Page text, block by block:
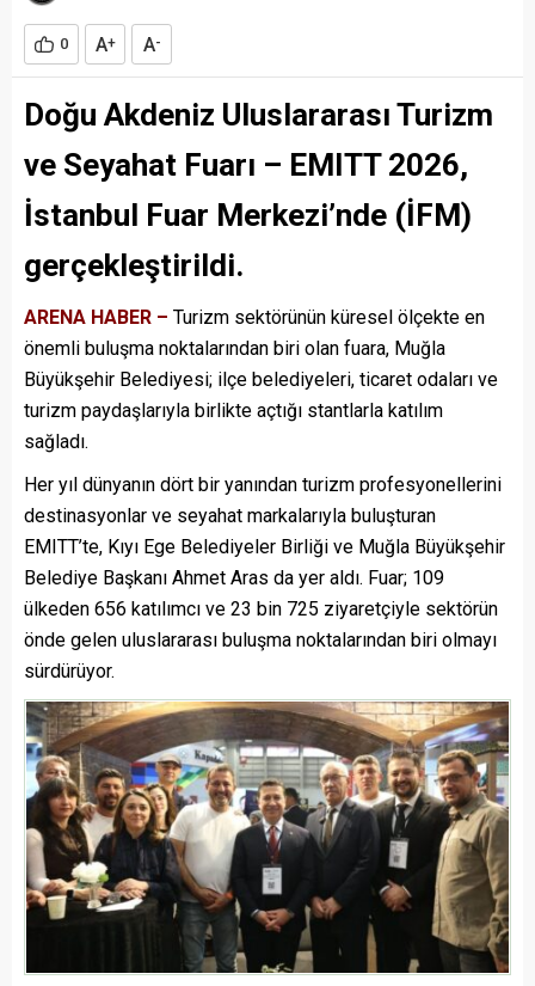
0 A+ A-
Doğu Akdeniz Uluslararası Turizm
ve Seyahat Fuarı – EMITT 2026,
İstanbul Fuar Merkezi’nde (İFM)
gerçekleştirildi.
ARENA HABER – Turizm sektörünün küresel ölçekte en
önemli buluşma noktalarından biri olan fuara, Muğla
Büyükşehir Belediyesi; ilçe belediyeleri, ticaret odaları ve
turizm paydaşlarıyla birlikte açtığı stantlarla katılım
sağladı.
Her yıl dünyanın dört bir yanından turizm profesyonellerini
destinasyonlar ve seyahat markalarıyla buluşturan
EMITT’te, Kıyı Ege Belediyeler Birliği ve Muğla Büyükşehir
Belediye Başkanı Ahmet Aras da yer aldı. Fuar; 109
ülkeden 656 katılımcı ve 23 bin 725 ziyaretçiyle sektörün
önde gelen uluslararası buluşma noktalarından biri olmayı
sürdürüyor.